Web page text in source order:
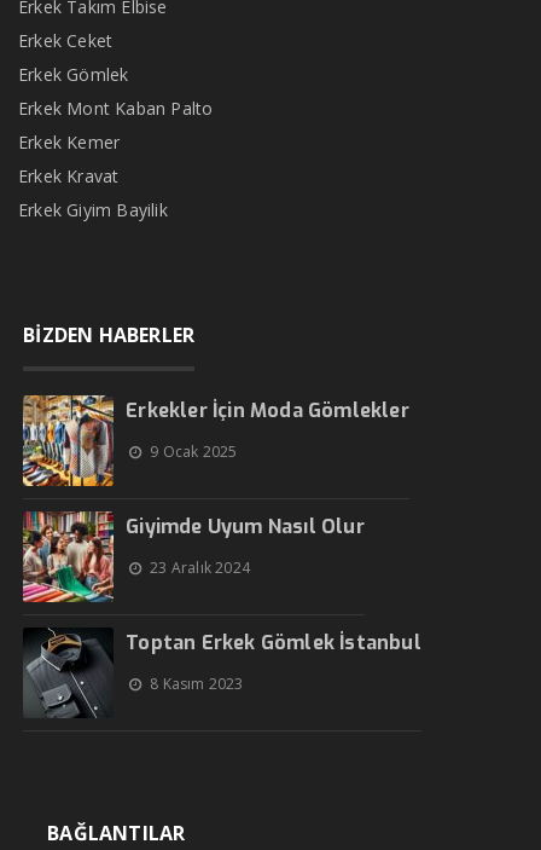
Erkek Takım Elbise
Erkek Ceket
Erkek Gömlek
Erkek Mont Kaban Palto
Erkek Kemer
Erkek Kravat
Erkek Giyim Bayilik
BİZDEN HABERLER
Erkekler İçin Moda Gömlekler
9 Ocak 2025
Giyimde Uyum Nasıl Olur
23 Aralık 2024
Toptan Erkek Gömlek İstanbul
8 Kasım 2023
BAĞLANTILAR